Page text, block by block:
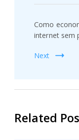
Como
internet sem
Next
Related